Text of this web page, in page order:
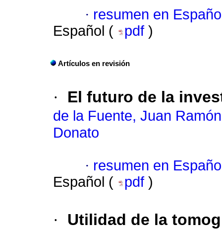
· resumen en
Español (
pdf )
Artículos en revisión
· El futuro de la
de la Fuente, Juan Ramón
Donato
· resumen en
Español (
pdf )
·
Utilidad de la